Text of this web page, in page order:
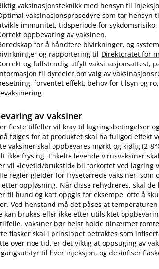
vaksinasjonsteknikk med hensyn til
vaksinasjonsprosedyre som tar hensyn
immunitet, tidsperiode for
oppbevaring av vaksinen.
for å håndtere bivirkninger, og
og rapportering til Direktoratet for
og fullstendig utfylt vaksinasjonsattest,
til dyreeier om valg av
forventet effekt, behov for tilsyn og
av vaksiner
fleste tilfeller vil krav til lagringsbetingelser
følges for at produktet skal ha fullgod effekt
vaksiner skal oppbevares mørkt og kjølig (2-
ikke frysing. Enkelte levende virusvaksiner
vil «levetid​/​brukstid» bli forkortet ved lagring
regler gjelder for frysetørrede vaksiner, som
etter oppløsning. Når disse rehydreres, skal
til hund og katt oppgis for eksempel ofte å
Ved henstand må det påses at
kan brukes eller ikke etter utilsiktet
Vaksiner bør helst holde tilnærmet
flasker skal i prinsippet betraktes som
over noe tid, er det viktig at oppsuging av
til hver injeksjon, og desinfiser